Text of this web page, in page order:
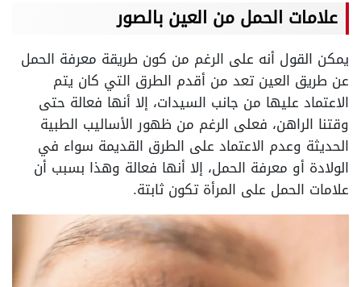
علامات الحمل من العين بالصور
يمكن القول أنه على الرغم من كون طريقة معرفة الحمل
عن طريق العين تعد من أقدم الطرق التي كان يتم
الاعتماد عليها من جانب السيدات، إلا أنها فعالة حتى
وقتنا الراهن، فعلى الرغم من ظهور الأساليب الطبية
الحديثة وعدم الاعتماد على الطرق القديمة سواء في
الولادة أو معرفة الحمل، إلا أنها فعالة وهذا بسبب أن
علامات الحمل على المرأة تكون ثابتة.